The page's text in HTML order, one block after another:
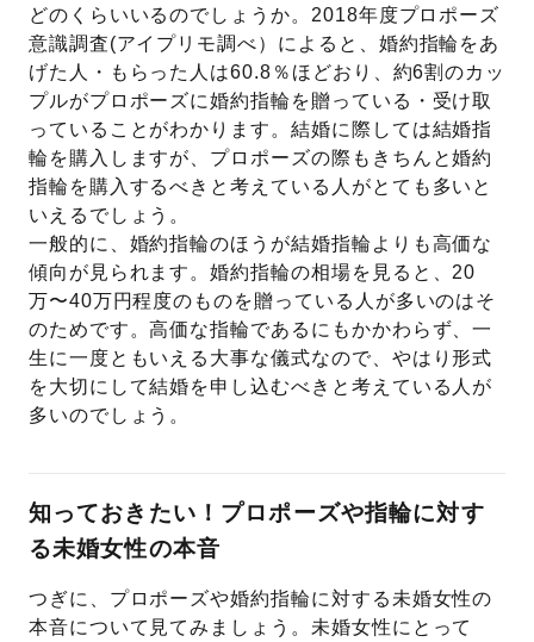
どのくらいいるのでしょうか。2018年度プロポーズ
意識調査(アイプリモ調べ）によると、婚約指輪をあ
げた人・もらった人は60.8％ほどおり、約6割のカッ
プルがプロポーズに婚約指輪を贈っている・受け取
っていることがわかります。結婚に際しては結婚指
輪を購入しますが、プロポーズの際もきちんと婚約
指輪を購入するべきと考えている人がとても多いと
いえるでしょう。
一般的に、婚約指輪のほうが結婚指輪よりも高価な
傾向が見られます。婚約指輪の相場を見ると、20
万〜40万円程度のものを贈っている人が多いのはそ
のためです。高価な指輪であるにもかかわらず、一
生に一度ともいえる大事な儀式なので、やはり形式
を大切にして結婚を申し込むべきと考えている人が
多いのでしょう。
知っておきたい！プロポーズや指輪に対す
る未婚女性の本音
つぎに、プロポーズや婚約指輪に対する未婚女性の
本音について見てみましょう。未婚女性にとって